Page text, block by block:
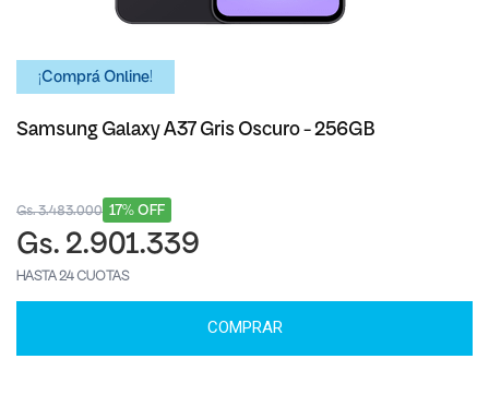
¡Comprá Online!
Samsung Galaxy A37 Gris Oscuro - 256GB
17% OFF
Gs. 3.483.000
Gs. 2.901.339
HASTA 24 CUOTAS
COMPRAR